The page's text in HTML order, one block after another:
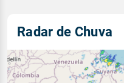
Radar de Chuva